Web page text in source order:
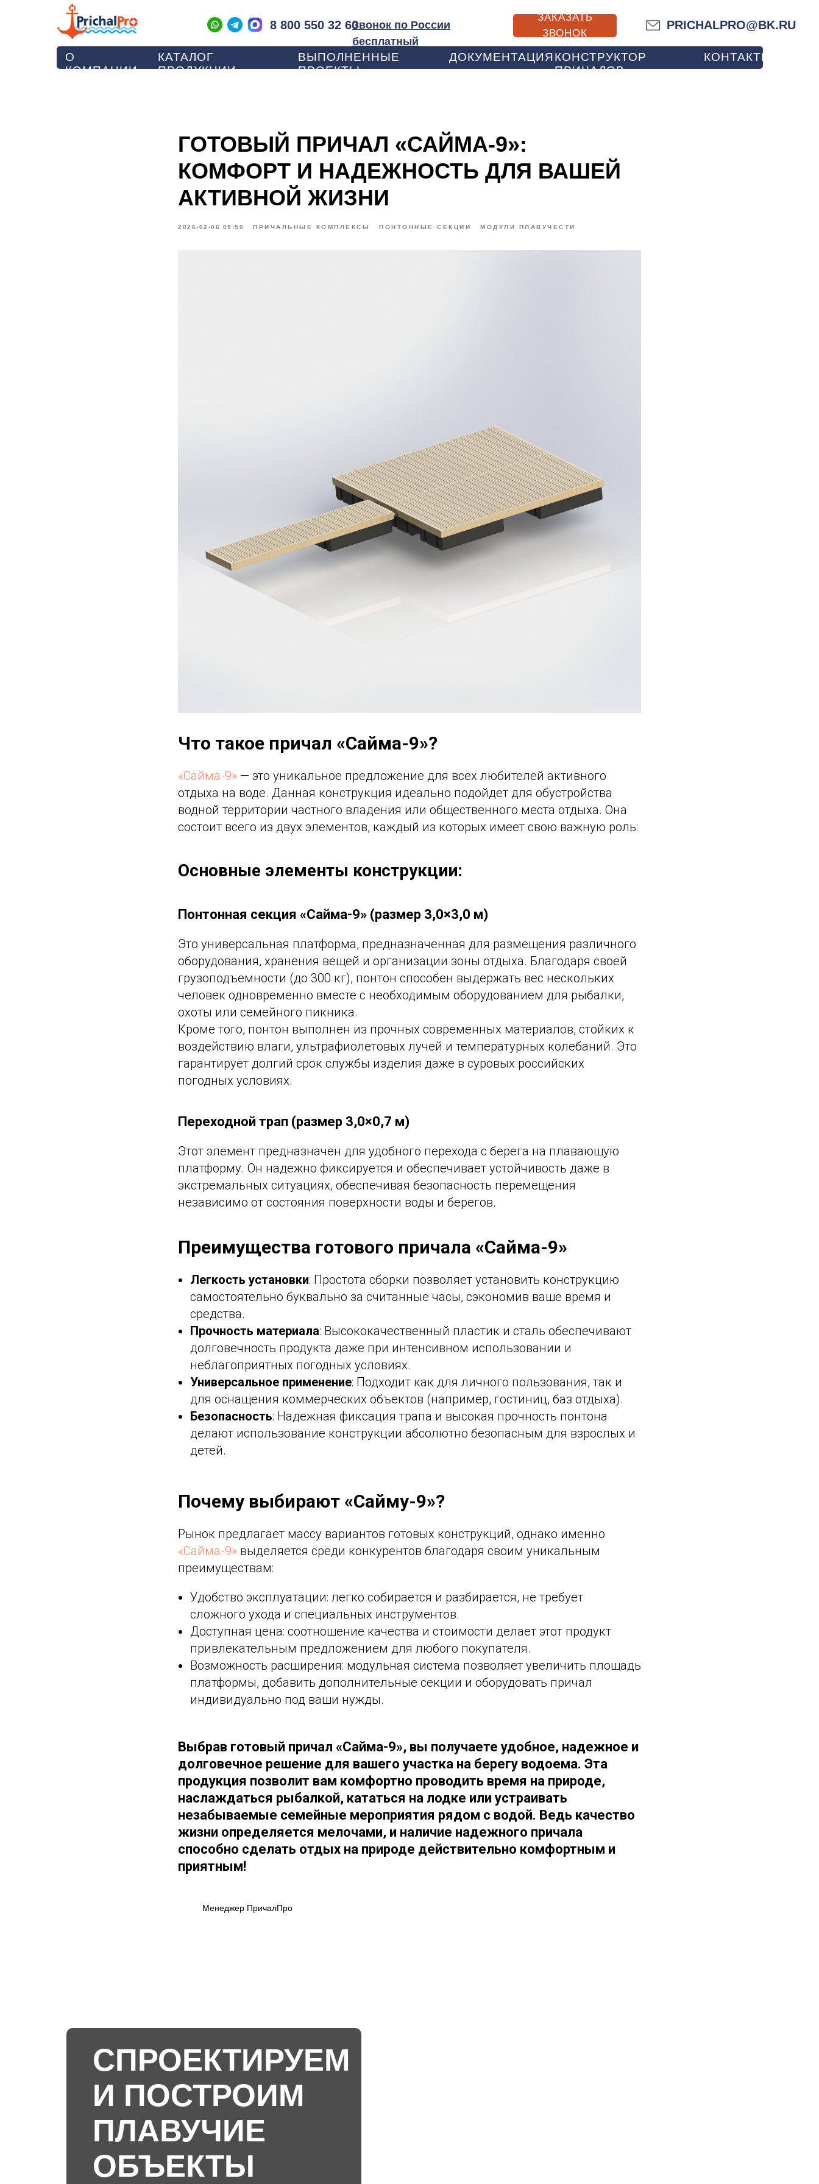
КОНСТРУКТОР
ПРИЧАЛОВ
КОНТАКТЫ
ДОКУМЕНТАЦИЯ
ВЫПОЛНЕННЫЕ
ПРОЕКТЫ
О
КОМПАНИИ
КАТАЛОГ
ПРОДУКЦИИ
PRICHALPRO@BK.RU
ЗАКАЗАТЬ
ЗВОНОК
8 800 550 32 60Звонок по России
бесплатный
ГОТОВЫЙ ПРИЧАЛ «САЙМА-9»:
КОМФОРТ И НАДЕЖНОСТЬ ДЛЯ ВАШЕЙ
АКТИВНОЙ ЖИЗНИ
2026-02-06 09:50 ПРИЧАЛЬНЫЕ КОМПЛЕКСЫ ПОНТОННЫЕ СЕКЦИИ МОДУЛИ ПЛАВУЧЕСТИ
Что такое причал «Сайма-9»?
«Сайма-9» — это уникальное предложение для всех любителей активного
отдыха на воде. Данная конструкция идеально подойдет для обустройства
водной территории частного владения или общественного места отдыха. Она
состоит всего из двух элементов, каждый из которых имеет свою важную роль:
Основные элементы конструкции:
Понтонная секция «Сайма-9» (размер 3,0×3,0 м)
Это универсальная платформа, предназначенная для размещения различного
оборудования, хранения вещей и организации зоны отдыха. Благодаря своей
грузоподъемности (до 300 кг), понтон способен выдержать вес нескольких
человек одновременно вместе с необходимым оборудованием для рыбалки,
охоты или семейного пикника.
Кроме того, понтон выполнен из прочных современных материалов, стойких к
воздействию влаги, ультрафиолетовых лучей и температурных колебаний. Это
гарантирует долгий срок службы изделия даже в суровых российских
погодных условиях.
Переходной трап (размер 3,0×0,7 м)
Этот элемент предназначен для удобного перехода с берега на плавающую
платформу. Он надежно фиксируется и обеспечивает устойчивость даже в
экстремальных ситуациях, обеспечивая безопасность перемещения
независимо от состояния поверхности воды и берегов.
Преимущества готового причала «Сайма-9»
Легкость установки: Простота сборки позволяет установить конструкцию
самостоятельно буквально за считанные часы, сэкономив ваше время и
средства.
Прочность материала: Высококачественный пластик и сталь обеспечивают
долговечность продукта даже при интенсивном использовании и
неблагоприятных погодных условиях.
Универсальное применение: Подходит как для личного пользования, так и
для оснащения коммерческих объектов (например, гостиниц, баз отдыха).
Безопасность: Надежная фиксация трапа и высокая прочность понтона
делают использование конструкции абсолютно безопасным для взрослых и
детей.
Почему выбирают «Сайму-9»?
Рынок предлагает массу вариантов готовых конструкций, однако именно
«Сайма-9» выделяется среди конкурентов благодаря своим уникальным
преимуществам:
Удобство эксплуатации: легко собирается и разбирается, не требует
сложного ухода и специальных инструментов.
Доступная цена: соотношение качества и стоимости делает этот продукт
привлекательным предложением для любого покупателя.
Возможность расширения: модульная система позволяет увеличить площадь
платформы, добавить дополнительные секции и оборудовать причал
индивидуально под ваши нужды.
Выбрав готовый причал «Сайма-9», вы получаете удобное, надежное и
долговечное решение для вашего участка на берегу водоема. Эта
продукция позволит вам комфортно проводить время на природе,
наслаждаться рыбалкой, кататься на лодке или устраивать
незабываемые семейные мероприятия рядом с водой. Ведь качество
жизни определяется мелочами, и наличие надежного причала
способно сделать отдых на природе действительно комфортным и
приятным!
Менеджер ПричалПро
СПРОЕКТИРУЕМ
И ПОСТРОИМ
ПЛАВУЧИЕ
ОБЪЕКТЫ